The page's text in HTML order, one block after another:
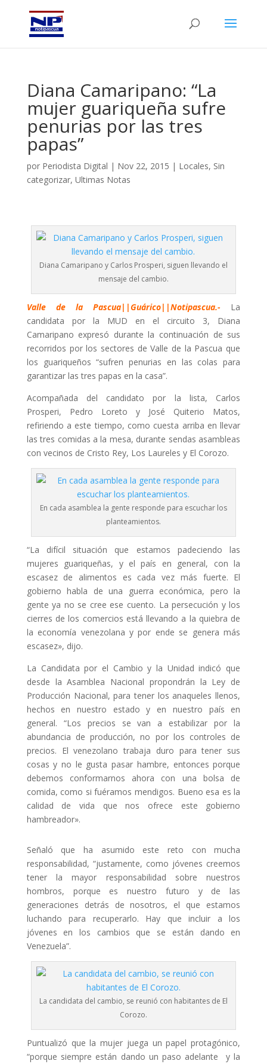
Diana Camaripano: “La
mujer guariqueña sufre
penurias por las tres
papas”
por Periodista Digital | Nov 22, 2015 | Locales, Sin
categorizar, Ultimas Notas
Diana Camaripano y Carlos Prosperi, siguen llevando el
mensaje del cambio.
Valle de la Pascua||Guárico||Notipascua.- La
candidata por la MUD en el circuito 3, Diana
Camaripano expresó durante la continuación de sus
recorridos por los sectores de Valle de la Pascua que
los guariqueños “sufren penurias en las colas para
garantizar las tres papas en la casa”.
Acompañada del candidato por la lista, Carlos
Prosperi, Pedro Loreto y José Quiterio Matos,
refiriendo a este tiempo, como cuesta arriba en llevar
las tres comidas a la mesa, durante sendas asambleas
con vecinos de Cristo Rey, Los Laureles y El Corozo.
En cada asamblea la gente responde para escuchar los
planteamientos.
“La difícil situación que estamos padeciendo las
mujeres guariqueñas, y el país en general, con la
escasez de alimentos es cada vez más fuerte. El
gobierno habla de una guerra económica, pero la
gente ya no se cree ese cuento. La persecución y los
cierres de los comercios está llevando a la quiebra de
la economía venezolana y por ende se genera más
escasez», dijo.
La Candidata por el Cambio y la Unidad indicó que
desde la Asamblea Nacional propondrán la Ley de
Producción Nacional, para tener los anaqueles llenos,
hechos en nuestro estado y en nuestro país en
general. “Los precios se van a estabilizar por la
abundancia de producción, no por los controles de
precios. El venezolano trabaja duro para tener sus
cosas y no le gusta pasar hambre, entonces porque
debemos conformarnos ahora con una bolsa de
comida, como si fuéramos mendigos. Bueno esa es la
calidad de vida que nos ofrece este gobierno
hambreador».
Señaló que ha asumido este reto con mucha
responsabilidad, “justamente, como jóvenes creemos
tener la mayor responsabilidad sobre nuestros
hombros, porque es nuestro futuro y de las
generaciones detrás de nosotros, el que estamos
luchando para recuperarlo. Hay que incluir a los
jóvenes en los cambios que se están dando en
Venezuela”.
La candidata del cambio, se reunió con habitantes de El
Corozo.
Puntualizó que la mujer juega un papel protagónico,
“porque siempre están dando un paso adelante y la